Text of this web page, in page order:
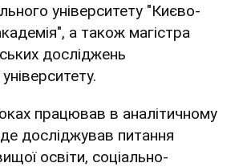
університету "Києво-
а також магістра
досліджень
працював в аналітичному
де досліджував питання
освіти, соціально-